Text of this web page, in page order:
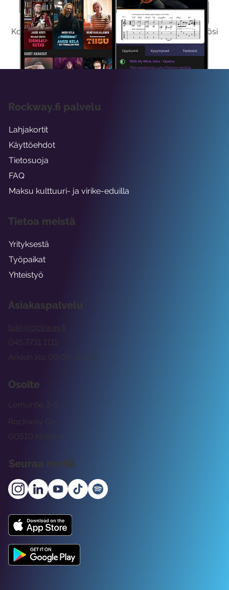
Kokeile Ilmaiseksi
Kokeilemalla ilmaiseksi saat koko sisältömme käyttöösi
viikon ajaksi.
Asiakaspalvelu
tuki@rockway.fi
Arkisin klo 09:00 -15:00
045 7731 1111
Osoite
Rockway Oy
Lemuntie 3-5
00510 Helsinki
Seuraa meitä
Rockway.fi palvelu
Lahjakortit
Käyttöehdot
Tietosuoja
FAQ
Maksu kulttuuri- ja virike-eduilla
Tietoa meistä
Yrityksestä
Työpaikat
Yhteistyö